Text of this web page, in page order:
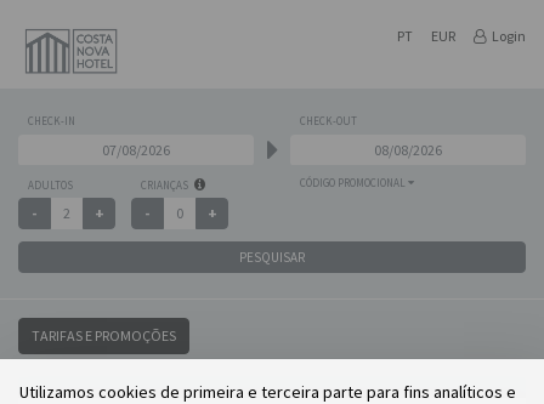
PT EUR Login
CHECK-IN CHECK-OUT
CÓDIGO PROMOCIONAL
ADULTOS CRIANÇAS
PESQUISAR
TARIFAS E PROMOÇÕES
Utilizamos cookies de primeira e terceira parte para fins analíticos e